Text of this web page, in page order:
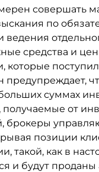
совершать
по
ведения
средства и
которые
суммах
от
брокеры
позиции
такой, как в
и будут